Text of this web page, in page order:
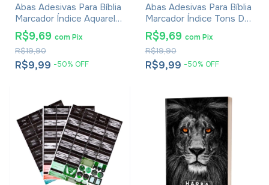
Abas Adesivas Para Bíblia
Marcador Índice Aquarela
Pacote Com 3
R$9,99 -50% OFF
R$19,90
R$9,69 comPix
Abas Adesivas Para Bíblia
Marcador Índice Tons De
Rosa Pacote Com 3
R$9,99 -50% OFF
R$19,90
R$9,69 com Pix